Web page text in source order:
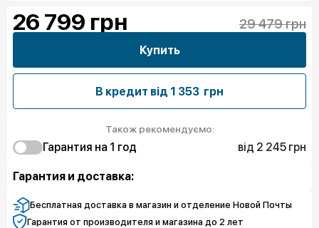
26 799 грн 29 479 грн
Купить
В кредит від 1 353 грн
Також рекомендуємо:
Гарантия на 1 год
від 2 245 грн
Гарантия и доставка:
Бесплатная доставка в магазин и отделение Новой Почты
Гарантия от производителя и магазина до 2 лет